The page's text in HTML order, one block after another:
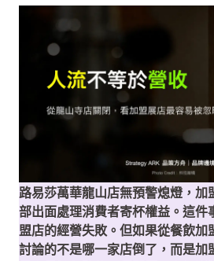
路易莎萬華龍山店無預警熄燈，加
部出面處理消費者寄杯權益。這件
盟店的經營失敗。 但如果從餐飲加
討論的不是哪一家店倒了，而是加